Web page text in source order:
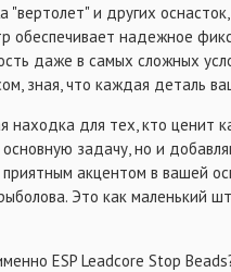
"вертолет" и других
обеспечивает надежное
даже в самых сложных
зная, что каждая деталь
находка для тех, кто ценит
задачу, но и
акцентом в вашей
Это как маленький
ESP Leadcore Stop